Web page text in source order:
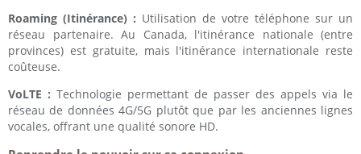
Roaming (Itinérance) : Utilisation de votre téléphone sur un
réseau partenaire. Au Canada, l'itinérance nationale (entre
provinces) est gratuite, mais l'itinérance internationale reste
coûteuse.
VoLTE : Technologie permettant de passer des appels via le
réseau de données 4G/5G plutôt que par les anciennes lignes
vocales, offrant une qualité sonore HD.